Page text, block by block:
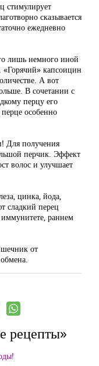
стимулирует
сказывается
ежедневно
лишь немного иной
капсоицин
А вот
В сочетании с
перцу его
особенно
Для получения
перчик. Эффект
волос и улучшает
цинка, йода,
сладкий перец
раннем
от
рецепты»